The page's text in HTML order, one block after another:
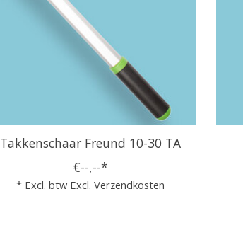
Takkenschaar Freund 10-30 TA
€--,--*
* Excl. btw Excl. Verzendkosten